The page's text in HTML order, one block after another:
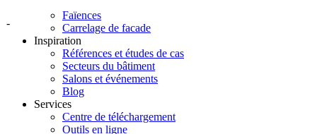
-
Faïences
Carrelage de facade
Inspiration
Références et études de cas
Secteurs du bâtiment
Salons et événements
Blog
Services
Centre de téléchargement
Outils en ligne